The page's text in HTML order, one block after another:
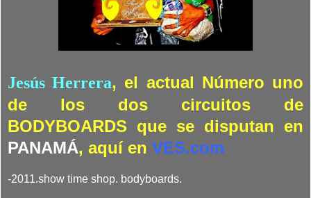
Jesús Herrera, el actual Número uno
de los dos circuitos de
BODYBOARDS que se disputan en
PANAMÁ, aquí en VES.com
-2011.show time shop. bodyboards.